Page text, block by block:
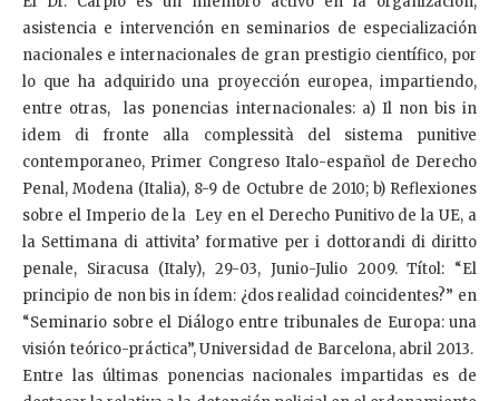
asistencia e intervención en seminarios de especialización
nacionales e internacionales de gran prestigio científico, por
lo que ha adquirido una proyección europea, impartiendo,
entre otras, las ponencias internacionales: a) Il non bis in
idem di fronte alla complessità del sistema punitive
contemporaneo, Primer Congreso Italo-español de Derecho
Penal, Modena (Italia), 8-9 de Octubre de 2010; b) Reflexiones
sobre el Imperio de la Ley en el Derecho Punitivo de la UE, a
la Settimana di attivita’ formative per i dottorandi di diritto
penale, Siracusa (Italy), 29-03, Junio-Julio 2009. Títol: “El
principio de non bis in ídem: ¿dos realidad coincidentes?” en
“Seminario sobre el Diálogo entre tribunales de Europa: una
visión teórico-práctica”, Universidad de Barcelona, abril 2013.
Entre las últimas ponencias nacionales impartidas es de